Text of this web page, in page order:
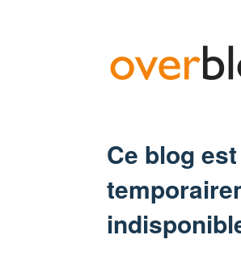
Ce blog est